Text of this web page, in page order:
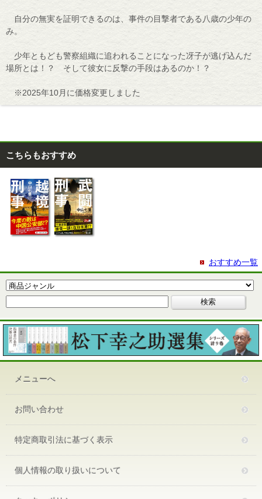
自分の無実を証明できるのは、事件の目撃者である八歳の少年の
み。
少年ともども警察組織に追われることになった冴子が逃げ込んだ
場所とは！？ そして彼女に反撃の手段はあるのか！？
※2025年10月に価格変更しました
こちらもおすすめ
おすすめ一覧
メニューへ
お問い合わせ
特定商取引法に基づく表示
個人情報の取り扱いについて